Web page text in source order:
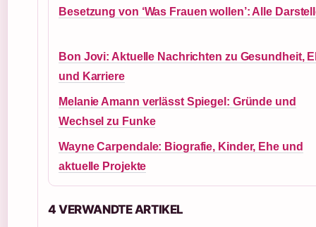
Besetzung von ‘Was Frauen wollen’: Alle
Bon Jovi: Aktuelle Nachrichten zu Gesundheit,
und Karriere
Melanie Amann verlässt Spiegel: Gründe und
Wechsel zu Funke
Wayne Carpendale: Biografie, Kinder, Ehe und
aktuelle Projekte
4 VERWANDTE ARTIKEL